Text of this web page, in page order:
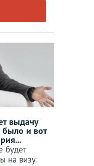
выдачу
было и вот
будет
на визу.